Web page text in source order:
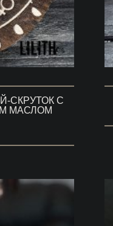
СКРУТОК С
МАСЛОМ